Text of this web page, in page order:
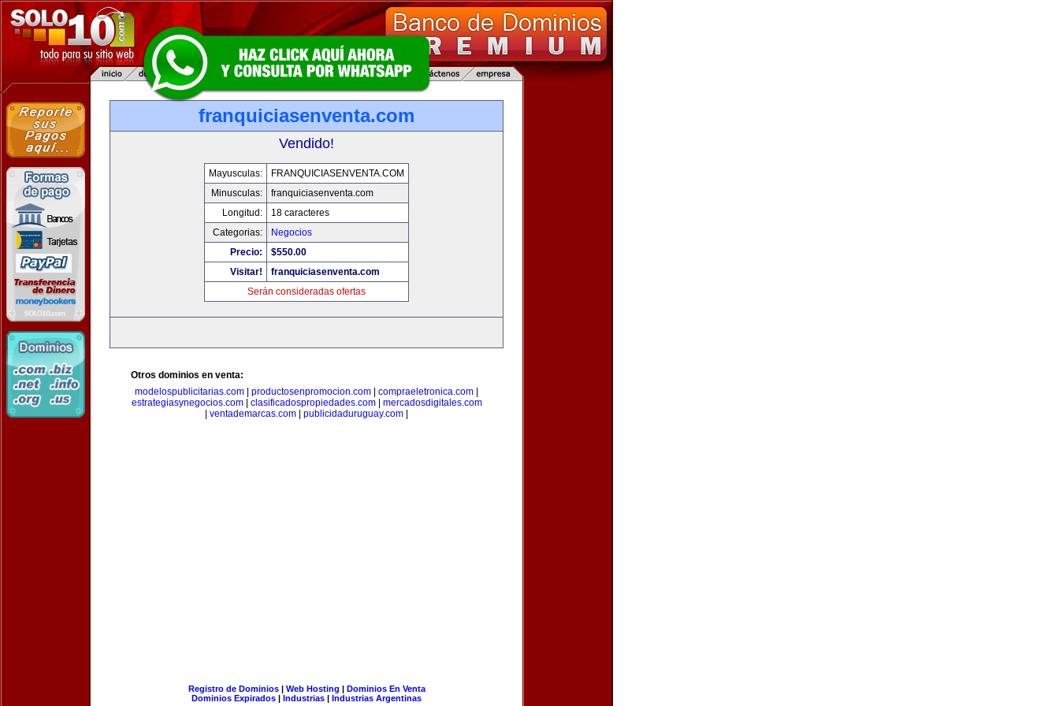
franquiciasenventa.com
Vendido!
Mayusculas:
FRANQUICIASENVENTA.COM
Minusculas:
franquiciasenventa.com
Longitud:
18 caracteres
Categorias:
Negocios
Precio:
$550.00
Visitar!
franquiciasenventa.com
Serán consideradas ofertas
Otros dominios en venta:
modelospublicitarias.com
productosenpromocion.com compraeletronica.com
estrategiasynegocios.com| clasificadospropiedades.com| mercadosdigitales.com
ventademarcas.com publicidaduruguay.com
Registro de Dominios| Web Hosting | Dominios En Venta
Dominios Expirados | Industrias | Industrias Argentinas